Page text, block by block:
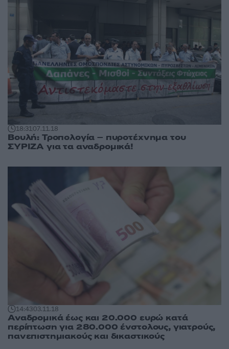
18:3107.11.18
Βουλή: Τροπολογία – πυροτέχνημα του
ΣΥΡΙΖΑ για τα αναδρομικά!
14:4303.11.18
Αναδρομικά έως και 20.000 ευρώ κατά
περίπτωση για 280.000 ένστολους, γιατρούς,
πανεπιστημιακούς και δικαστικούς